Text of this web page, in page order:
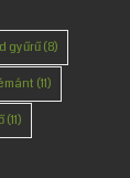
gyűrű(8)
(11)
(11)